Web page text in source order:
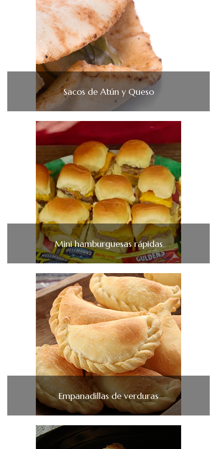
Sacos de Atún y Queso
Mini hamburguesas rápidas
Empanadillas de verduras